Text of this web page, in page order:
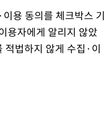
용 동의를 체크박스 기
용자에게 알리지 않았
적법하지 않게 수집·이